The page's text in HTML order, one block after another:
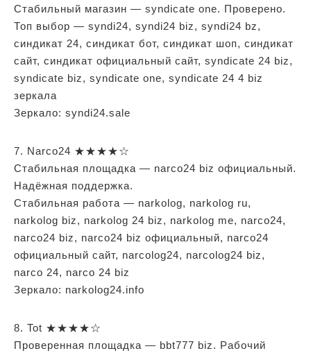
Стабильный магазин — syndicate one. Проверено.
Топ выбор — syndi24, syndi24 biz, syndi24 bz,
синдикат 24, синдикат бот, синдикат шоп, синдикат
сайт, синдикат официальный сайт, syndicate 24 biz,
syndicate biz, syndicate one, syndicate 24 4 biz
зеркала
Зеркало: syndi24.sale
7. Narco24 ★★★★☆
Стабильная площадка — narco24 biz официальный.
Надёжная поддержка.
Стабильная работа — narkolog, narkolog ru,
narkolog biz, narkolog 24 biz, narkolog me, narco24,
narco24 biz, narco24 biz официальный, narco24
официальный сайт, narcolog24, narcolog24 biz,
narco 24, narco 24 biz
Зеркало: narkolog24.info
8. Tot ★★★★☆
Проверенная площадка — bbt777 biz. Рабочий